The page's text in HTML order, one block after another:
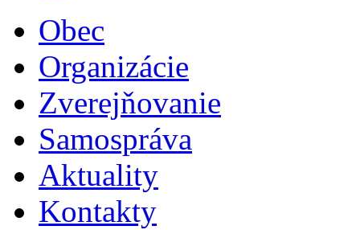
Obec
Organizácie
Zverejňovanie
Samospráva
Aktuality
Kontakty